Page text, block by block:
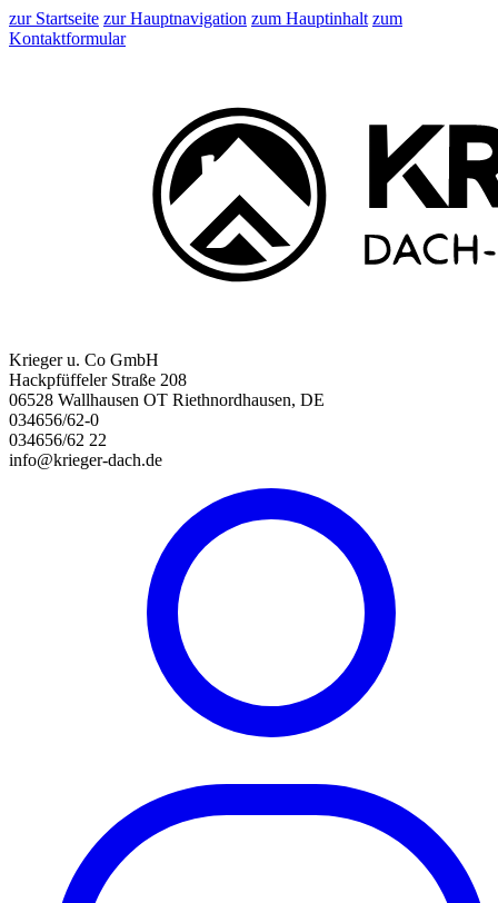
zur Startseite zur Hauptnavigation zum Hauptinhalt zum
Kontaktformular
Krieger u. Co GmbH
Hackpfüffeler Straße 208
06528 Wallhausen OT Riethnordhausen, DE
034656/62-0
034656/62 22
info@krieger-dach.de